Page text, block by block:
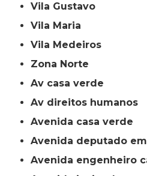
Vila Gustavo
Vila Maria
Vila Medeiros
Zona Norte
av casa verde
av direitos humanos
avenida casa verde
avenida deputado
avenida engenheiro